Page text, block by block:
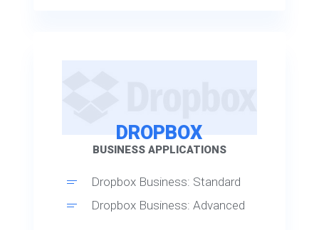
DROPBOX
BUSINESS APPLICATIONS
Dropbox Business: Standard
Dropbox Business: Advanced